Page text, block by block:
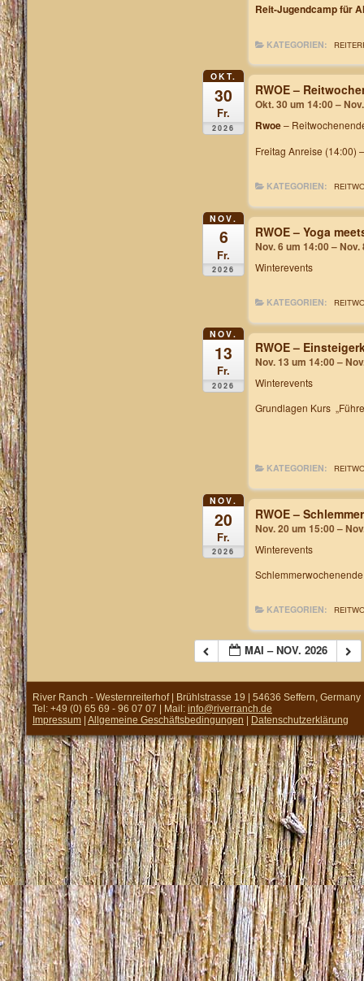
Reit-Jugendcamp für
KATEGORIEN:
OKT.
30
Fr.
2026
RWOE –
Okt. 30 um 14:00 –
Rwoe–
Freitag Anreise (14:00)
KATEGORIEN:
NOV.
6
Fr.
2026
RWOE – Yoga
Nov. 6 um 14:00 – Nov.
Winterevents
KATEGORIEN:
NOV.
13
Fr.
2026
RWOE –
Nov. 13 um 14:00 –
Winterevents
Grundlagen Kurs
KATEGORIEN:
NOV.
20
Fr.
2026
RWOE –
Nov. 20 um 15:00 –
Winterevents
KATEGORIEN:
MAI – NOV. 2026
River Ranch - Westernreiterhof | Brühlstrasse 19 | 54636 Seffern, Germany
Tel: +49 (0) 65 69 - 96 07 07 | Mail: info@riverranch.de
Impressum Allgemeine Geschäftsbedingungen Datenschutzerklärung